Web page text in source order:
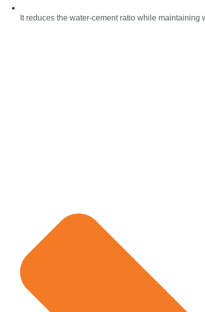
It reduces the water-cement ratio while